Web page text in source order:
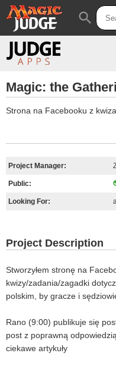
Apps
search
Magic: the
Strona na Facebooku z
Project Manager:
Public:
Looking For:
Project Description
Stworzyłem stronę na
kwizy/zadania/zagadki
polskim, by gracze i
Rano (9:00) publikuje się
post z poprawną
ciekawe artykuły